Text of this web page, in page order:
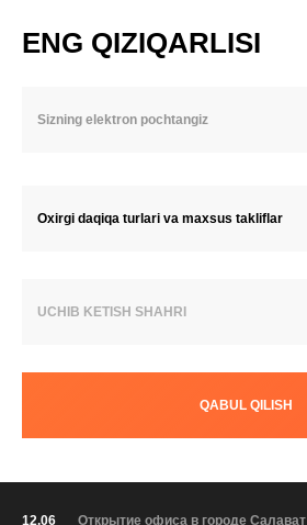
ENG QIZIQARLISI
Oxirgi daqiqa turlari va maxsus takliflar
UCHIB KETISH SHAHRI
QABUL QILISH
12.06 Открытие офиса в городе Салават